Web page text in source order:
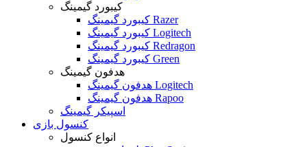
کیبورد گیمینگ
کیبورد گیمینگ Razer
کیبورد گیمینگ Logitech
کیبورد گیمینگ Redragon
کیبورد گیمینگ Green
هدفون گیمینگ
هدفون گیمینگ Logitech
هدفون گیمینگ Rapoo
اسپیکر گیمینگ
کنسول بازی
انواع کنسول